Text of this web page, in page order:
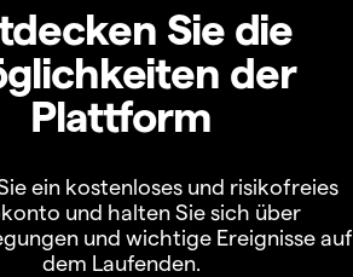
Sie die
der
Plattform
ein kostenloses und risikofreies
und halten Sie sich über
und wichtige Ereignisse auf
dem Laufenden.